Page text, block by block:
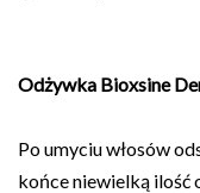
Odżywka Bioxsine
Po umyciu włosów
końce niewielką ilość